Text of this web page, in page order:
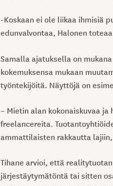
-Koskaan ei ole liikaa ihmisiä
edunvalvontaa, Halonen
Samalla ajatuksella on
kokemuksensa mukaan
työntekijöitä. Näyttöjä on
– Mietin alan kokonaiskuvaa
freelancereita.
ammattilaisten rakkautta
Tihane arvioi, että
järjestäytymätöntä tai sitten